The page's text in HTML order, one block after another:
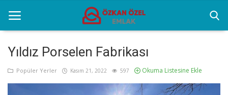
Anasayfa
Yıldız Porselen Fabrikası
Popüler Yerler Kasım 21, 2022 597 Okuma Listesine Ekle